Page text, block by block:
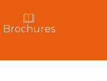
Brochures